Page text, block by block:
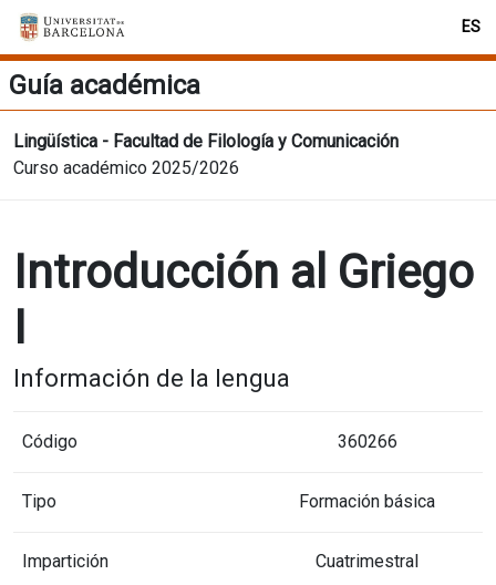
ES
Guía académica
Lingüística - Facultad de Filología y Comunicación
Curso académico 2025/2026
Introducción al Griego
I
Información de la lengua
Código 360266
Tipo Formación básica
Impartición Cuatrimestral